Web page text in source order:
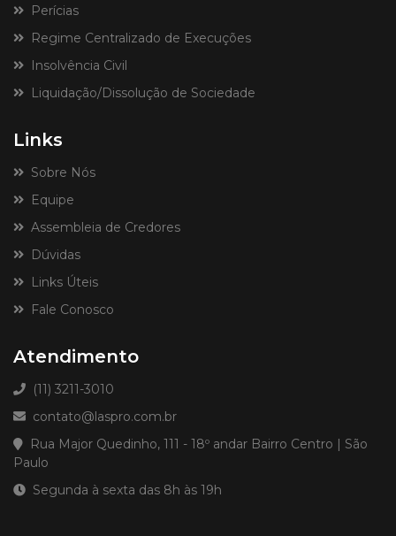
Perícias
Regime Centralizado de Execuções
Insolvência Civil
Liquidação/Dissolução de Sociedade
Links
Sobre Nós
Equipe
Assembleia de Credores
Dúvidas
Links Úteis
Fale Conosco
Atendimento
(11) 3211-3010
contato@laspro.com.br
Rua Major Quedinho, 111 - 18º andar Bairro Centro | São
Paulo
Segunda à sexta das 8h às 19h